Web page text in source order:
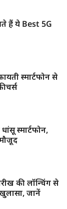
हैं ये Best 5G
स्मार्टफोन से
स्मार्टफोन,
की लॉन्चिंग से
जानें